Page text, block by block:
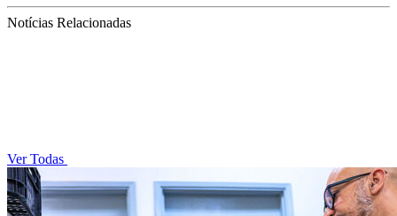
Notícias Relacionadas
Ver Todas